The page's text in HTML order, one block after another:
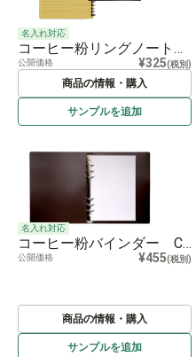
名入れ対応
コーヒー粉リングノート Coffee Grounds Ringnote
公開価格 ¥325(税別)
商品の情報・購入
サンプルを追加
名入れ対応
コーヒー粉バインダー Coffee Grounds Binder
公開価格 ¥455(税別)
商品の情報・購入
サンプルを追加